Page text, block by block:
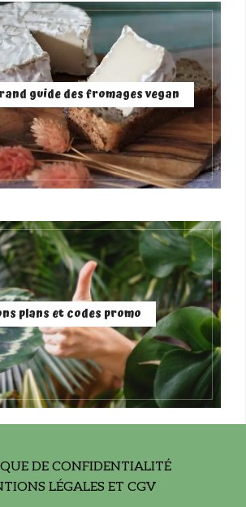
guide des fromages vegan
plans et codes promo
DE CONFIDENTIALITÉ
LÉGALES ET CGV